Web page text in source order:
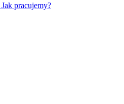
Jak pracujemy?